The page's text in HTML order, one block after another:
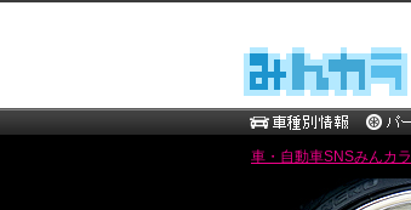
車・自動車SNSみんカラ